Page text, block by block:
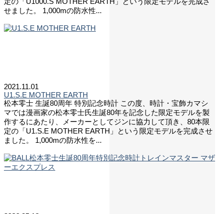
せました。 1,000mの防水性...
2021.11.01
U1.S.E MOTHER EARTH
松本零士 生誕80周年 特別記念時計 この度、時計・宝飾カマシ
マでは漫画家の松本零士氏生誕80年を記念した限定モデルを製
作するにあたり、メーカーとしてジンに協力して頂き、80本限
定の「U1.S.E MOTHER EARTH」という限定モデルを完成させ
ました。 1,000mの防水性を...